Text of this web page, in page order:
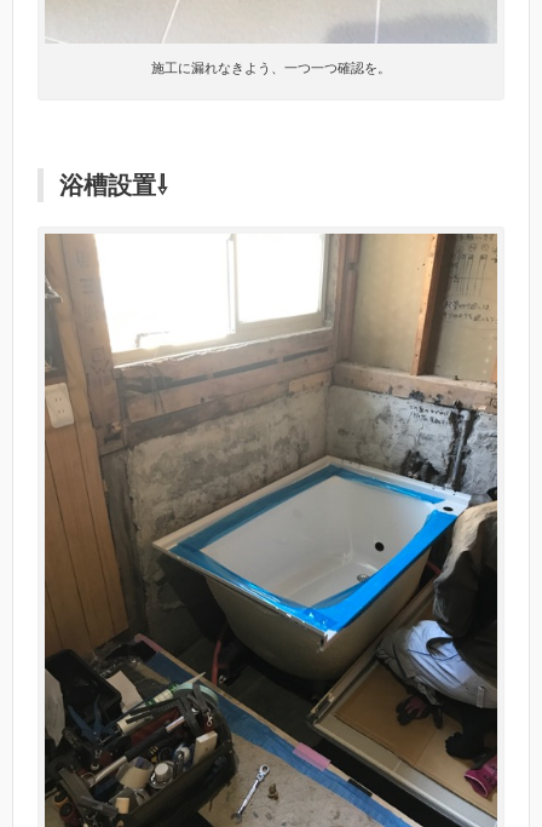
施工に漏れなきよう、一つ一つ確認を。
浴槽設置⇩